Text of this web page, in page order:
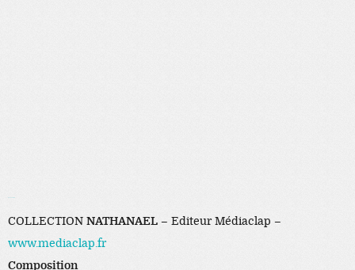
COLLECTION NATHANAEL – Editeur Médiaclap –
www.mediaclap.fr
Composition